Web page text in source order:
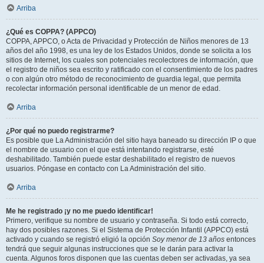
Arriba
¿Qué es COPPA? (APPCO)
COPPA, APPCO, o Acta de Privacidad y Protección de Niños menores de 13
años del año 1998, es una ley de los Estados Unidos, donde se solicita a los
sitios de Internet, los cuales son potenciales recolectores de información, que
el registro de niños sea escrito y ratificado con el consentimiento de los padres
o con algún otro método de reconocimiento de guardia legal, que permita
recolectar información personal identificable de un menor de edad.
Arriba
¿Por qué no puedo registrarme?
Es posible que La Administración del sitio haya baneado su dirección IP o que
el nombre de usuario con el que está intentando registrarse, esté
deshabilitado. También puede estar deshabilitado el registro de nuevos
usuarios. Póngase en contacto con La Administración del sitio.
Arriba
Me he registrado ¡y no me puedo identificar!
Primero, verifique su nombre de usuario y contraseña. Si todo está correcto,
hay dos posibles razones. Si el Sistema de Protección Infantil (APPCO) está
activado y cuando se registró eligió la opción Soy menor de 13 años entonces
tendrá que seguir algunas instrucciones que se le darán para activar la
cuenta. Algunos foros disponen que las cuentas deben ser activadas, ya sea